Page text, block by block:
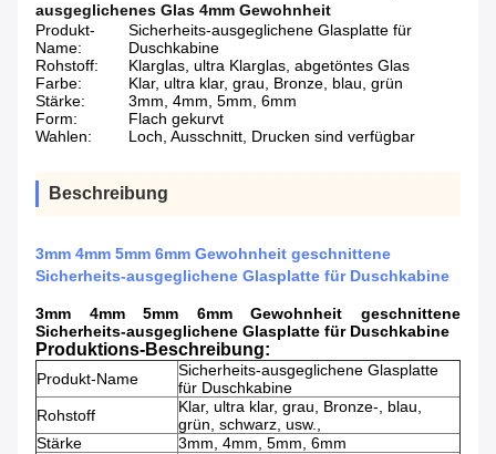
ausgeglichenes Glas 4mm Gewohnheit
Produkt-
Name:
Sicherheits-ausgeglichene Glasplatte für
Duschkabine
Rohstoff:
Klarglas, ultra Klarglas, abgetöntes Glas
Farbe:
Klar, ultra klar, grau, Bronze, blau, grün
Stärke:
3mm, 4mm, 5mm, 6mm
Form:
Flach gekurvt
Wahlen:
Loch, Ausschnitt, Drucken sind verfügbar
Beschreibung
3mm 4mm 5mm 6mm Gewohnheit geschnittene
Sicherheits-ausgeglichene Glasplatte für Duschkabine
3mm 4mm 5mm 6mm Gewohnheit geschnittene
Sicherheits-ausgeglichene Glasplatte für Duschkabine
Produktions-Beschreibung:
Produkt-Name
Sicherheits-ausgeglichene Glasplatte
für Duschkabine
Rohstoff
Klar, ultra klar, grau, Bronze-, blau,
grün, schwarz, usw.,
Stärke
3mm, 4mm, 5mm, 6mm